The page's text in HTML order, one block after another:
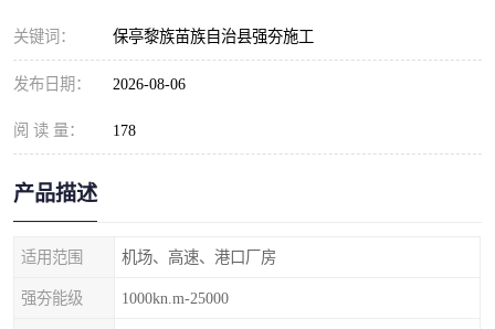
关键词： 保亭黎族苗族自治县强夯施工
发布日期： 2026-08-06
阅 读 量： 178
产品描述
适用范围 机场、高速、港口厂房
强夯能级 1000kn.m-25000